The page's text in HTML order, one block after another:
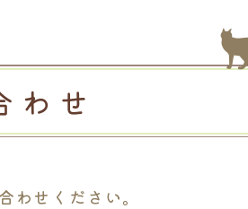
わせください。